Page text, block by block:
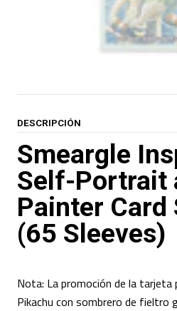
DESCRIPCIÓN
Smeargle
Self-Portrait
Painter Card
(65 Sleeves)
Nota: La promoción de la tarjeta
Pikachu con sombrero de fieltro